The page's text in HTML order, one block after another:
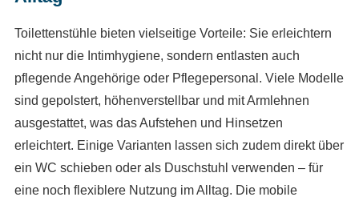
Toilettenstühle bieten vielseitige Vorteile: Sie erleichtern
nicht nur die Intimhygiene, sondern entlasten auch
pflegende Angehörige oder Pflegepersonal. Viele Modelle
sind gepolstert, höhenverstellbar und mit Armlehnen
ausgestattet, was das Aufstehen und Hinsetzen
erleichtert. Einige Varianten lassen sich zudem direkt über
ein WC schieben oder als Duschstuhl verwenden – für
eine noch flexiblere Nutzung im Alltag. Die mobile